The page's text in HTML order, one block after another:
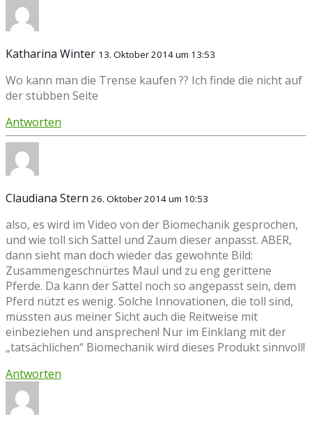
Katharina Winter 13. Oktober 2014 um 13:53
Wo kann man die Trense kaufen ?? Ich finde die nicht auf
der stübben Seite
Antworten
Claudiana Stern 26. Oktober 2014 um 10:53
also, es wird im Video von der Biomechanik gesprochen,
und wie toll sich Sattel und Zaum dieser anpasst. ABER,
dann sieht man doch wieder das gewohnte Bild:
Zusammengeschnürtes Maul und zu eng gerittene
Pferde. Da kann der Sattel noch so angepasst sein, dem
Pferd nützt es wenig. Solche Innovationen, die toll sind,
müssten aus meiner Sicht auch die Reitweise mit
einbeziehen und ansprechen! Nur im Einklang mit der
„tatsächlichen“ Biomechanik wird dieses Produkt sinnvoll!
Antworten